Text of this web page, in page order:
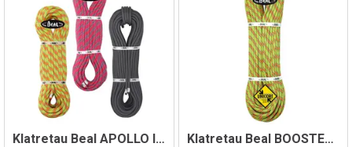
Klatretau Beal APOLLO ll 11mm Klatretau Beal BOOSTER lll 9,7mm